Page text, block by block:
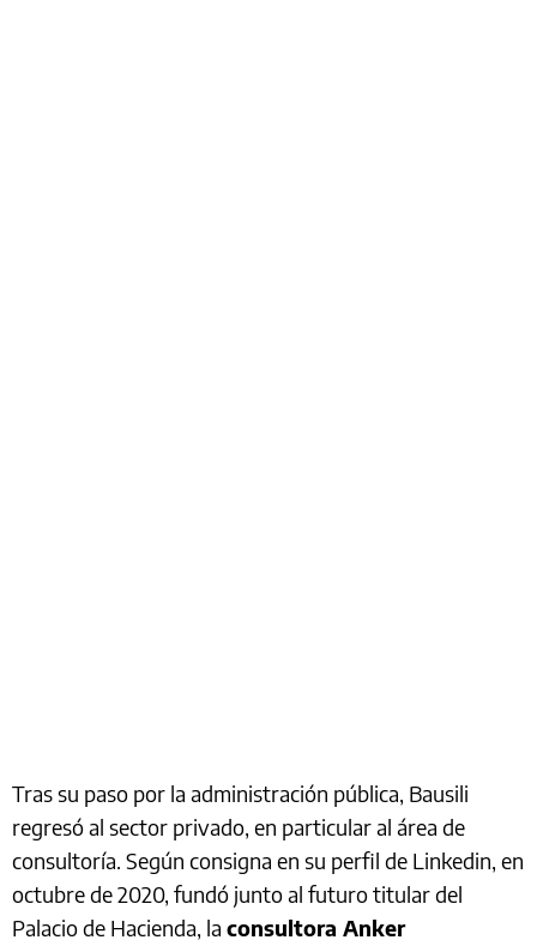
Tras su paso por la administración pública, Bausili
regresó al sector privado, en particular al área de
consultoría. Según consigna en su perfil de Linkedin, en
octubre de 2020, fundó junto al futuro titular del
Palacio de Hacienda, la consultora Anker